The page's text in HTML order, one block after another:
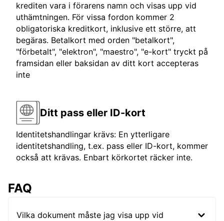
krediten vara i förarens namn och visas upp vid
uthämtningen. För vissa fordon kommer 2
obligatoriska kreditkort, inklusive ett större, att
begäras. Betalkort med orden "betalkort",
"förbetalt", "elektron", "maestro", "e-kort" tryckt på
framsidan eller baksidan av ditt kort accepteras
inte
Ditt pass eller ID-kort
Identitetshandlingar krävs: En ytterligare
identitetshandling, t.ex. pass eller ID-kort, kommer
också att krävas. Enbart körkortet räcker inte.
FAQ
Vilka dokument måste jag visa upp vid